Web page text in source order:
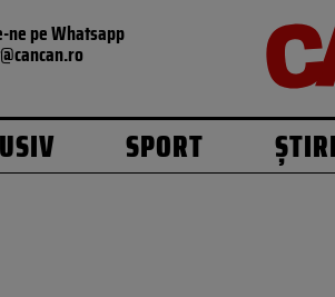
ne pe Whatsapp
SPORT ȘTIRI